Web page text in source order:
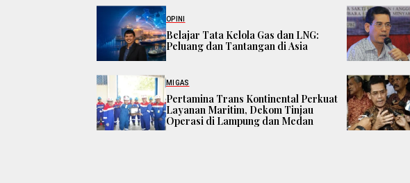
OPINI
Belajar Tata Kelola Gas dan LNG:
Peluang dan Tantangan di Asia
MIGAS
Pertamina Trans Kontinental Perkuat
Layanan Maritim, Dekom Tinjau
Operasi di Lampung dan Medan